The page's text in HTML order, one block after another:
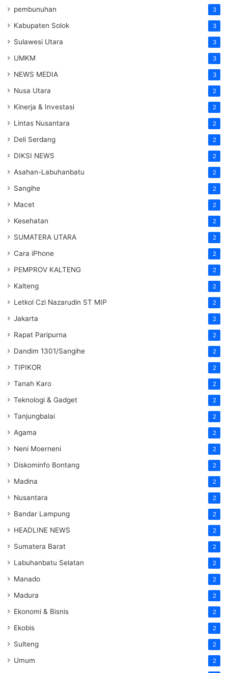
pembunuhan 3
Kabupaten Solok 3
Sulawesi Utara 3
UMKM 3
NEWS MEDIA 3
Nusa Utara 2
Kinerja & Investasi 2
Lintas Nusantara 2
Deli Serdang 2
DIKSI NEWS 2
Asahan-Labuhanbatu 2
Sangihe 2
Macet 2
Kesehatan 2
SUMATERA UTARA 2
Cara iPhone 2
PEMPROV KALTENG 2
Kalteng 2
Letkol Czi Nazarudin ST MIP 2
Jakarta 2
Rapat Paripurna 2
Dandim 1301/Sangihe 2
TIPIKOR 2
Tanah Karo 2
Teknologi & Gadget 2
Tanjungbalai 2
Agama 2
Neni Moerneni 2
Diskominfo Bontang 2
Madina 2
Nusantara 2
Bandar Lampung 2
HEADLINE NEWS 2
Sumatera Barat 2
Labuhanbatu Selatan 2
Manado 2
Madura 2
Ekonomi & Bisnis 2
Ekobis 2
Sulteng 2
Umum 2